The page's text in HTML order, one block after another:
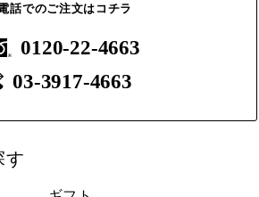
話でのご注文はコチラ
0120-22-4663
03-3917-4663
す